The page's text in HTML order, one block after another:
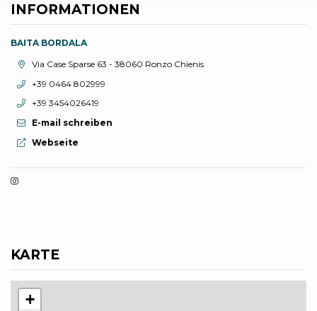
INFORMATIONEN
BAITA BORDALA
aria.location:
Via Case Sparse 63 - 38060 Ronzo Chienis
aria.phone:
+39 0464 802999
aria.phone:
+39 3454026419
E-mail schreiben
aria.website:
Webseite
KARTE
+